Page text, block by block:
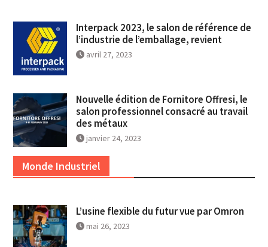
Interpack 2023, le salon de référence de
l’industrie de l’emballage, revient
avril 27, 2023
Nouvelle édition de Fornitore Offresi, le
salon professionnel consacré au travail
des métaux
janvier 24, 2023
Monde Industriel
L’usine flexible du futur vue par Omron
mai 26, 2023